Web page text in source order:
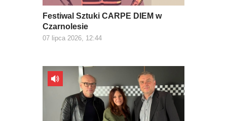
Festiwal Sztuki CARPE DIEM w
Czarnolesie
07 lipca 2026, 12:44